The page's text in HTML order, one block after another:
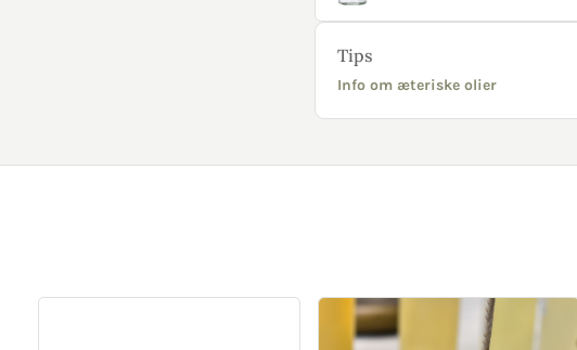
Tips
Info om æteriske olier